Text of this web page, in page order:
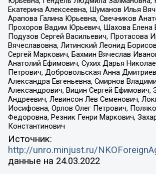
Екатерина Алексеевна, Шуманов Илья
Арапова Галина Юрьевна, Свечников
Прохоров Вадим Юрьевич, Шахова Елена
Подузов Сергей Васильевич, Протасова
Вячеславовна, Литинский Леонид
Сергей Маркович, Бахмин Вячеслав
Анатолий Ефимович, Сухих Дарья
Петрович, Добровольская Анна
Александра Евгеньевна, Смирнов
Александрович, Вицин Сергей Ефимович,
Андреевич, Левинсон Лев Семенович,
Иосифовна, Орлов Олег Петрович,
Федоровна, Резник Генри Маркович,
Константинович
Источник:
http://unro.minjust.ru/
данные на 24.03.2022